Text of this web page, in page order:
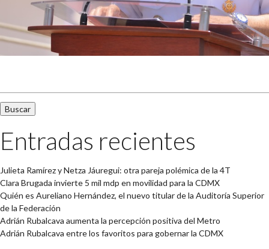
Entradas recientes
Julieta Ramírez y Netza Jáuregui: otra pareja polémica de la 4T
Clara Brugada invierte 5 mil mdp en movilidad para la CDMX
Quién es Aureliano Hernández, el nuevo titular de la Auditoría Superior
de la Federación
Adrián Rubalcava aumenta la percepción positiva del Metro
Adrián Rubalcava entre los favoritos para gobernar la CDMX